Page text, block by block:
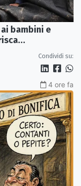
bambini e
Condividi su:
4 ore fa